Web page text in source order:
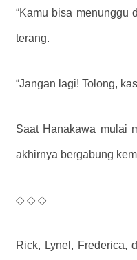
“Kamu bisa menunggu
terang.
“Jangan lagi! Tolong,
Saat Hanakawa mulai
akhirnya bergabung
◇ ◇ ◇
Rick, Lynel, Frederica,